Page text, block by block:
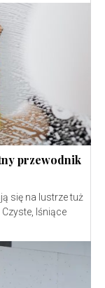
przewodnik
się na lustrze tuż
lśniące